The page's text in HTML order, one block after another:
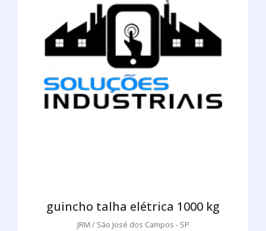
guincho talha elétrica 1000 kg
JRM / São José dos Campos - SP